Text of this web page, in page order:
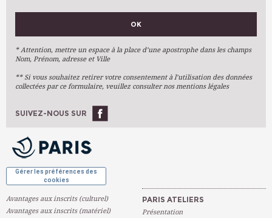
VOS PRÉFÉRENCES
Arts Plastiques
Arts Du Texte
Arts Numériques
Ateliers À L'année
OK
* Attention, mettre un espace à la place d’une apostrophe dans les champs
Nom, Prénom, adresse et Ville
** Si vous souhaitez retirer votre consentement à l’utilisation des données
collectées par ce formulaire, veuillez consulter nos mentions légales
SUIVEZ-NOUS SUR
Gérer les préférences des
cookies
Avantages aux inscrits (culturel)
Avantages aux inscrits (matériel)
PARIS ATELIERS
Présentation